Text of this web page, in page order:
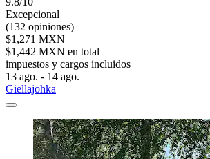
Excepcional
(132 opiniones)
$1,271 MXN
$1,442 MXN en total
impuestos y cargos incluidos
13 ago. - 14 ago.
Giellajohka